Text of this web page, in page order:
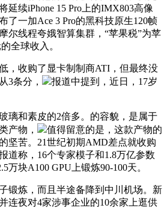
延续iPhone 15 Pro上的IMX803高像
了一加Ace 3 Pro的黑科技原生120帧
尔线程夸娥智算集群，“苹果税”为苹
全球收入。
收购了显卡制制商ATI，但最终没
3条分，
报道中提到，近日，17岁
和素皮的2倍多。的容貌，是属于
产物，
值得留意的是，这款产物的
坚苦。21世纪初期AMD差点就收购
道称，16个专家模子和1.8万亿参数
万块A100 GPU上锻炼90-100天。
炼，而且半途备降到中川机场。新
连夜对4家涉事企业的10余家上逛供